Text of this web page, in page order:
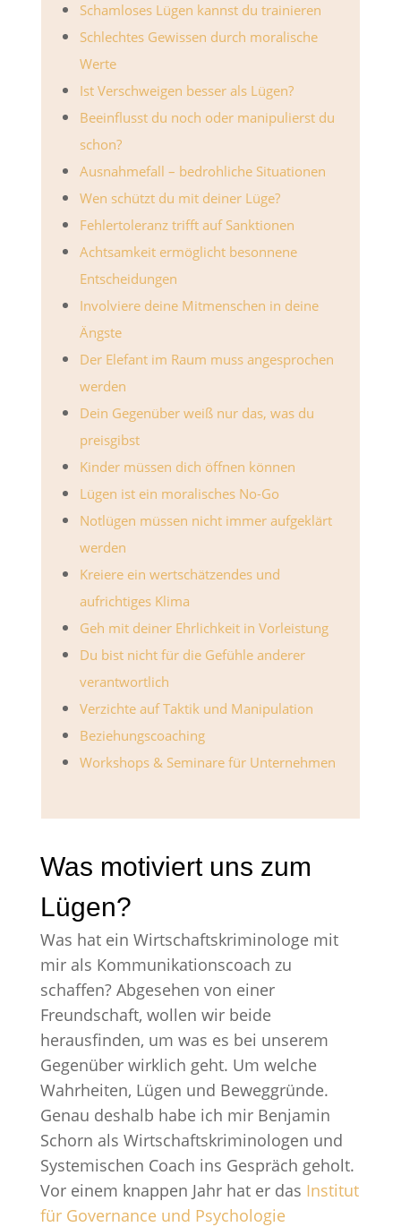
Schamloses Lügen kannst du trainieren
Schlechtes Gewissen durch moralische
Werte
Ist Verschweigen besser als Lügen?
Beeinflusst du noch oder manipulierst du
schon?
Ausnahmefall – bedrohliche Situationen
Wen schützt du mit deiner Lüge?
Fehlertoleranz trifft auf Sanktionen
Achtsamkeit ermöglicht besonnene
Entscheidungen
Involviere deine Mitmenschen in deine
Ängste
Der Elefant im Raum muss angesprochen
werden
Dein Gegenüber weiß nur das, was du
preisgibst
Kinder müssen dich öffnen können
Lügen ist ein moralisches No-Go
Notlügen müssen nicht immer aufgeklärt
werden
Kreiere ein wertschätzendes und
aufrichtiges Klima
Geh mit deiner Ehrlichkeit in Vorleistung
Du bist nicht für die Gefühle anderer
verantwortlich
Verzichte auf Taktik und Manipulation
Beziehungscoaching
Workshops & Seminare für Unternehmen
Was motiviert uns zum
Lügen?
Was hat ein Wirtschaftskriminologe mit
mir als Kommunikationscoach zu
schaffen? Abgesehen von einer
Freundschaft, wollen wir beide
herausfinden, um was es bei unserem
Gegenüber wirklich geht. Um welche
Wahrheiten, Lügen und Beweggründe.
Genau deshalb habe ich mir Benjamin
Schorn als Wirtschaftskriminologen und
Systemischen Coach ins Gespräch geholt.
Vor einem knappen Jahr hat er das Institut
für Governance und Psychologie